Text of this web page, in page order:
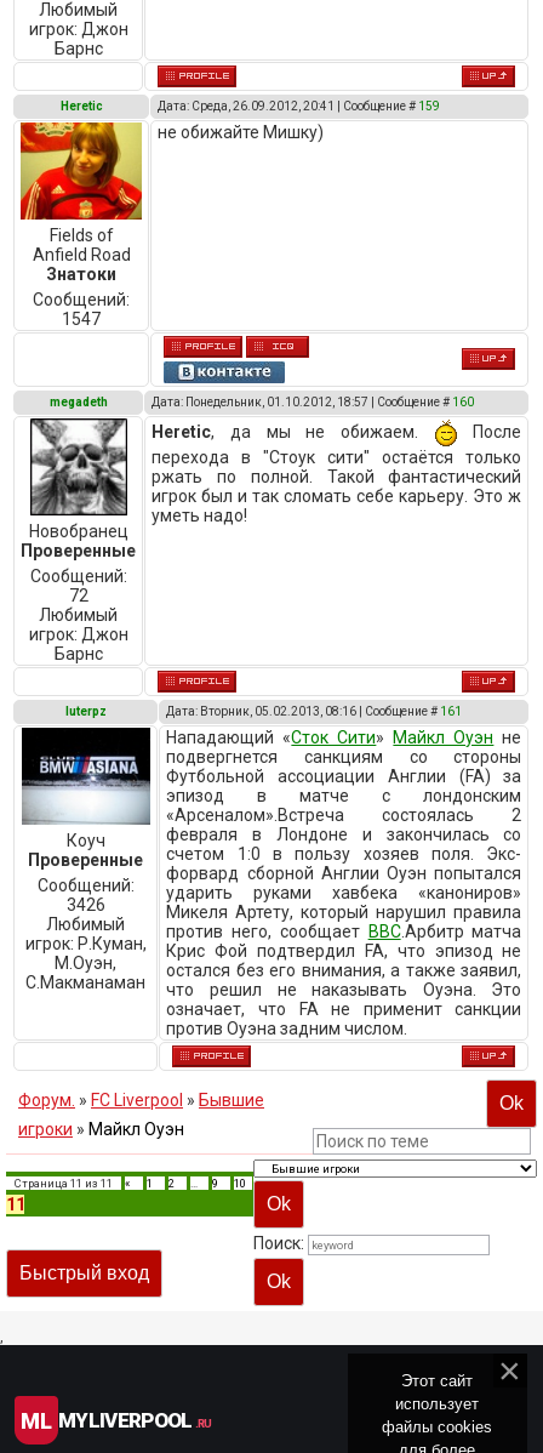
Любимый
игрок: Джон
Барнс
Heretic Дата: Среда, 26.09.2012, 20:41 | Сообщение # 159
Fields of
Anfield Road
Знатоки
Сообщений:
1547
не обижайте Мишку)
megadeth Дата: Понедельник, 01.10.2012, 18:57 | Сообщение # 160
Новобранец
Проверенные
Сообщений:
72
Любимый
игрок: Джон
Барнс
Heretic, да мы не обижаем.
После
перехода в "Стоук сити" остаётся только
ржать по полной. Такой фантастический
игрок был и так сломать себе карьеру. Это ж
уметь надо!
luterpz Дата: Вторник, 05.02.2013, 08:16 | Сообщение # 161
Коуч
Проверенные
Сообщений:
3426
Любимый
игрок: Р.Куман,
М.Оуэн,
C.Макманаман
Нападающий «Сток Сити» Майкл Оуэн не
подвергнется санкциям со стороны
Футбольной ассоциации Англии (FA) за
эпизод в матче с лондонским
«Арсеналом».Встреча состоялась 2
февраля в Лондоне и закончилась со
счетом 1:0 в пользу хозяев поля. Экс-
форвард сборной Англии Оуэн попытался
ударить руками хавбека «канониров»
Микеля Артету, который нарушил правила
против него, сообщает BBC.Арбитр матча
Крис Фой подтвердил FA, что эпизод не
остался без его внимания, а также заявил,
что решил не наказывать Оуэна. Это
означает, что FA не применит санкции
против Оуэна задним числом.
Форум. » FC Liverpool » Бывшие
игроки » Майкл Оуэн
Страница 11 из 11 « 1 2 9 10
11
Поиск:
,
ML MYLIVERPOOL .RU
Этот сайт
использует
файлы cookies